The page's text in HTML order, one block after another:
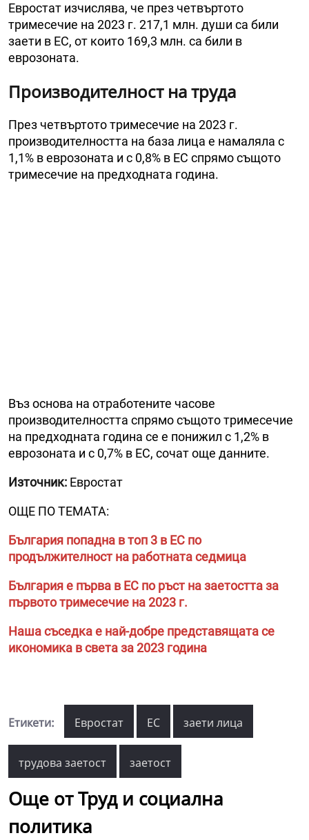
Евростат изчислява, че през четвъртото
тримесечие на 2023 г. 217,1 млн. души са били
заети в ЕС, от които 169,3 млн. са били в
еврозоната.
Производителност на труда
През четвъртото тримесечие на 2023 г.
производителността на база лица е намаляла с
1,1% в еврозоната и с 0,8% в ЕС спрямо същото
тримесечие на предходната година.
Въз основа на отработените часове
производителността спрямо същото тримесечие
на предходната година се е понижил с 1,2% в
еврозоната и с 0,7% в ЕС, сочат още данните.
Източник: Евростат
ОЩЕ ПО ТЕМАТА:
България попадна в топ 3 в ЕС по
продължителност на работната седмица
България е първа в ЕС по ръст на заетостта за
първото тримесечие на 2023 г.
Наша съседка е най-добре представящата се
икономика в света за 2023 година
Етикети: Евростат ЕС заети лица
трудова заетост заетост
Още от Труд и социална
политика